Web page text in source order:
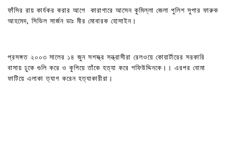
ফাঁসির রায় কার্যকর করার আগে কারাগারে আসেন কুমিল্লা জেলা পুলিশ সুপার ফারুক
আহমেদ, সিভিল সার্জন ডাঃ মীর মোবারক হোসাইন।
প্রসঙ্গত ২০০৩ সালের ১৪ জুন সশস্ত্র সন্ত্রাসীরা রেলওয়ে কোয়ার্টারের সরকারি
বাসায় ঢুকে গুলি করে ও কুপিয়ে তাঁকে হত্যা করে শফিউদ্দিনকে।। এরপর বোমা
ফাটিয়ে এলাকা ত্যাগ করেন হত্যাকারীরা।